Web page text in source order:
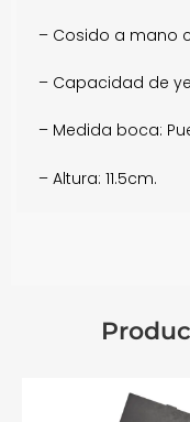
– Cosido a mano
– Capacidad de
– Medida boca:
– Altura: 11.5cm.